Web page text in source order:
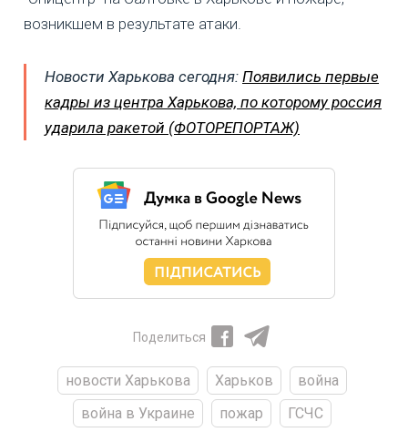
возникшем в результате атаки.
Новости Харькова сегодня: Появились первые
кадры из центра Харькова, по которому россия
ударила ракетой (ФОТОРЕПОРТАЖ)
Поделиться
новости Харькова Харьков
война
война в Украине
пожар
ГСЧС